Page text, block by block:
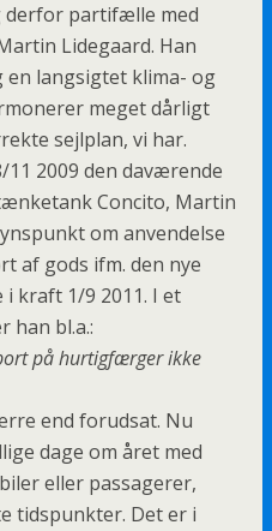
derfor partifælle med
Lidegaard. Han
langsigtet klima- og
meget dårligt
sejlplan, vi har.
2009 den daværende
Concito, Martin
om anvendelse
af gods ifm. den nye
kraft 1/9 2011. I et
han bl.a.:
på hurtigfærger ikke
end forudsat. Nu
dage om året med
eller passagerer,
tidspunkter. Det er i